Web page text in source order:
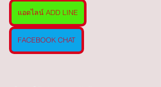
แอดไลน์ ADD LINE
FACEBOOK CHAT